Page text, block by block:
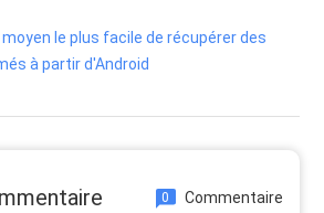
moyen le plus facile de récupérer des
à partir d'Android
0 Commentaire